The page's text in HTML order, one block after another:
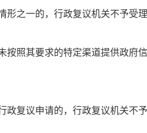
之一的，行政复议机关不予受理
照其要求的特定渠道提供政府信
复议申请的，行政复议机关不